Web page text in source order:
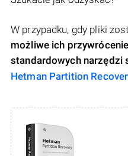
W przypadku, gdy pliki
możliwe ich
standardowych narzędzi
Hetman Partition